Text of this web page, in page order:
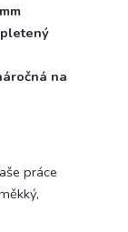
na
práce